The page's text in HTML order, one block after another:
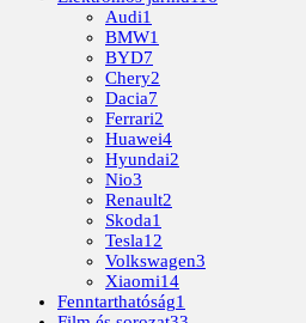
Audi1
BMW1
BYD7
Chery2
Dacia7
Ferrari2
Huawei4
Hyundai2
Nio3
Renault2
Skoda1
Tesla12
Volkswagen3
Xiaomi14
Fenntarthatóság1